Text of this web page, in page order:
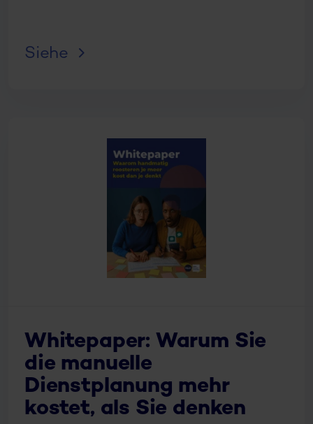
Siehe
Whitepaper: Warum Sie
die manuelle
Dienstplanung mehr
kostet, als Sie denken